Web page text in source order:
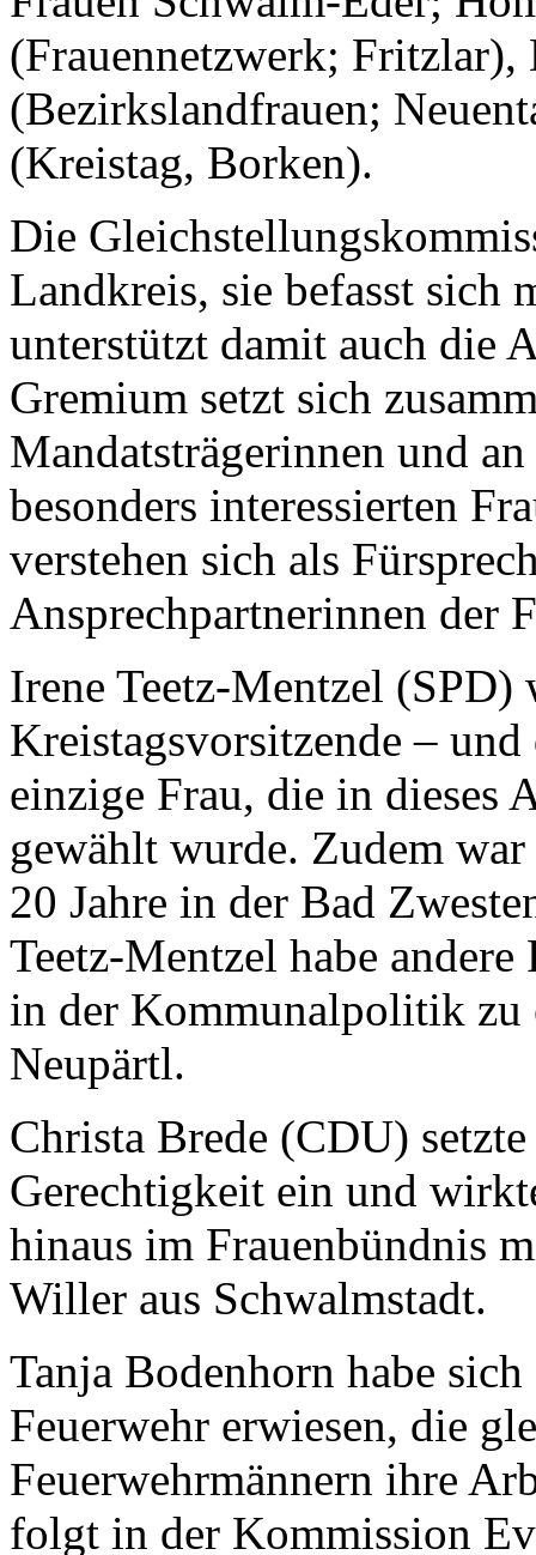
(Frauennetzwerk; Fritzlar),
(Bezirkslandfrauen;
(Kreistag, Borken).
Die
Landkreis, sie befasst sich
unterstützt damit auch die
Gremium setzt sich
Mandatsträgerinnen und
besonders interessierten
verstehen sich als
Ansprechpartnerinnen der
Irene Teetz-Mentzel
Kreistagsvorsitzende –
einzige Frau, die in dieses
gewählt wurde. Zudem
20 Jahre in der Bad
Teetz-Mentzel habe
in der Kommunalpolitik zu
Neupärtl.
Christa Brede (CDU)
Gerechtigkeit ein und
hinaus im Frauenbündnis
Willer aus Schwalmstadt.
Tanja Bodenhorn habe
Feuerwehr erwiesen, die
Feuerwehrmännern ihre
folgt in der Kommission